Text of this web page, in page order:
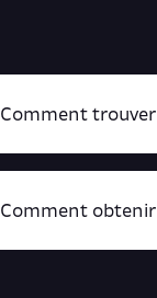
Comment
Comment